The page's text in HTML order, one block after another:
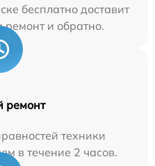
бесплатно доставит
ремонт и обратно.
ремонт
техники
в течение 2 часов.